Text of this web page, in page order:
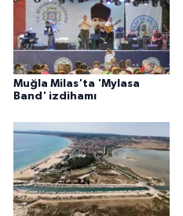
Muğla Milas'ta 'Mylasa
Band' izdihamı